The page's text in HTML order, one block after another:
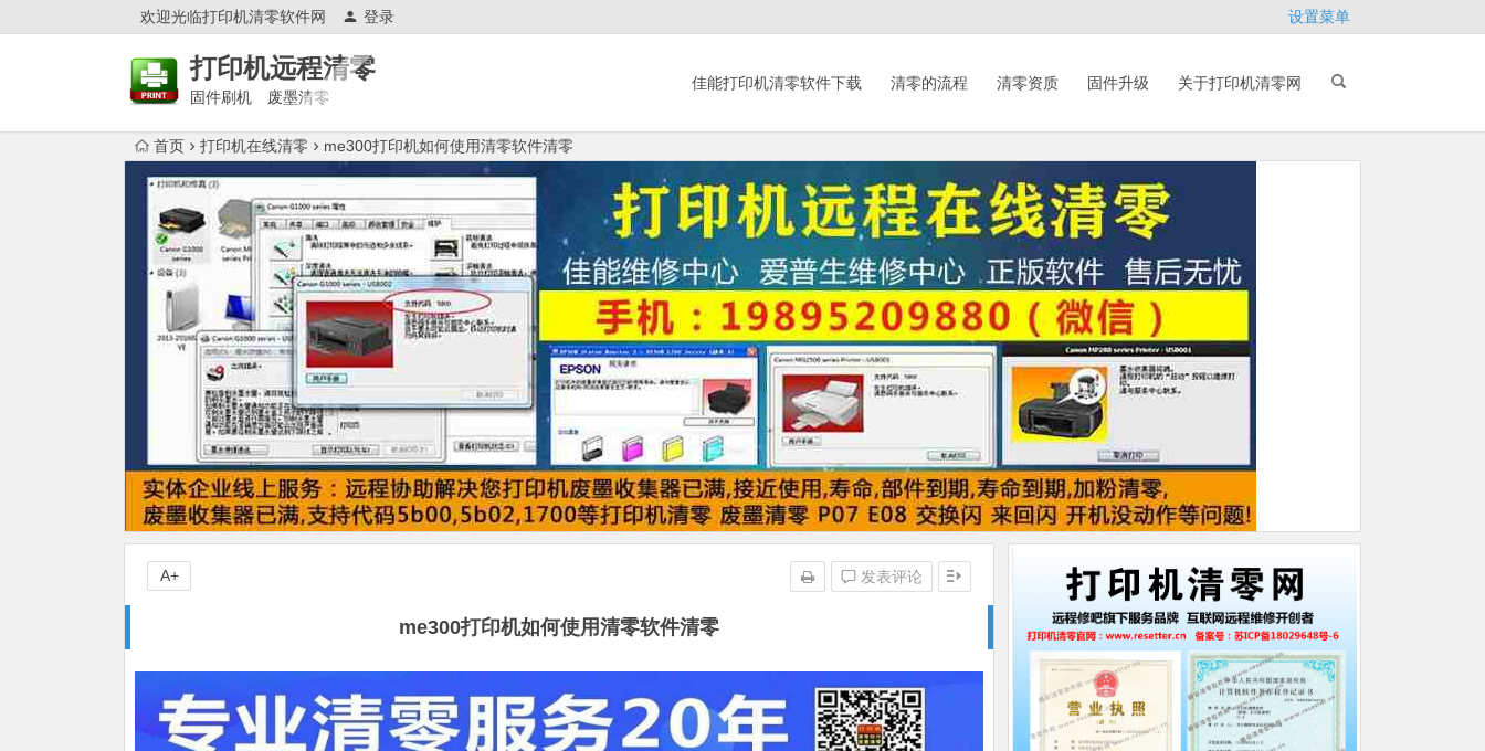
欢迎光临打印机清零软件网 登录 设置菜单
打印机远程清零
固件刷机 废墨清零
佳能打印机清零软件下载 清零的流程 清零资质 固件升级 关于打印机清零网
首页 打印机在线清零 me300打印机如何使用清零软件清零
me300打印机如何使用清零软件清零
发表评论
A+